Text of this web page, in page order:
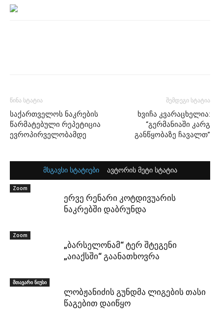
წინა სტატია
საქართველოს ნაკრების
წარმატებული რეპეტიცია
ევროპირველობამდე
შემდეგი სტატია
ხვიჩა კვარაცხელია:
“გერმანიაში კარგ
განწყობაზე ჩავალთ”
მსგავსი სტატიები ავტორის მეტი სტატია
Zoom
ერვე რენარი კოტდივუარის
ნაკრებში დაბრუნდა
Zoom
„ბარსელონამ“ ტერ შტეგენი
„აიაქსში“ გაანათხოვრა
მთავარი ნიუსი
ლობჟანიძის გუნდმა ლიგების თასი
წაგებით დაიწყო